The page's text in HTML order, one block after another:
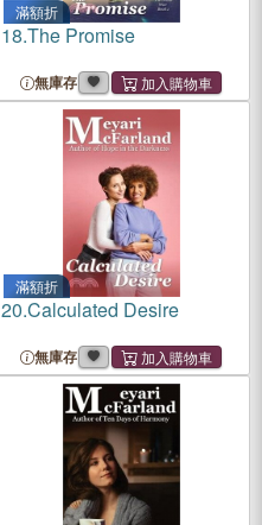
滿額折
18.The Promise
無庫存
滿額折
20.Calculated Desire
無庫存